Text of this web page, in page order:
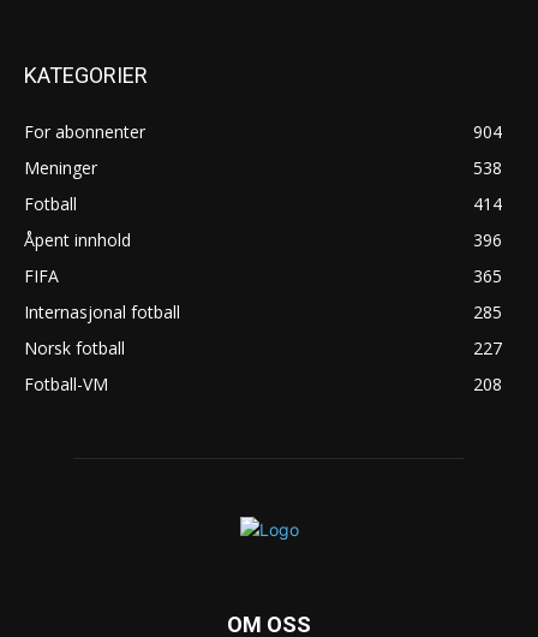
KATEGORIER
For abonnenter
904
Meninger
538
Fotball
414
Åpent innhold
396
FIFA
365
Internasjonal fotball
285
Norsk fotball
227
Fotball-VM
208
OM OSS